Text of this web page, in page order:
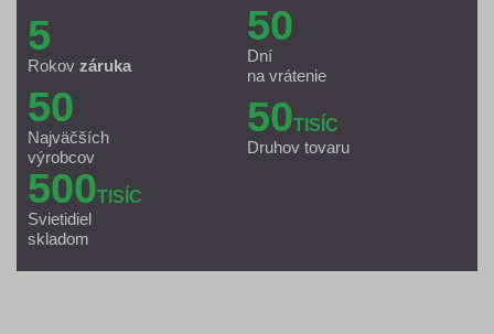
5
Rokov záruka
50
Dní
na vrátenie
50
Najväčších
výrobcov
50TISÍC
Druhov tovaru
500TISÍC
Svietidiel
skladom